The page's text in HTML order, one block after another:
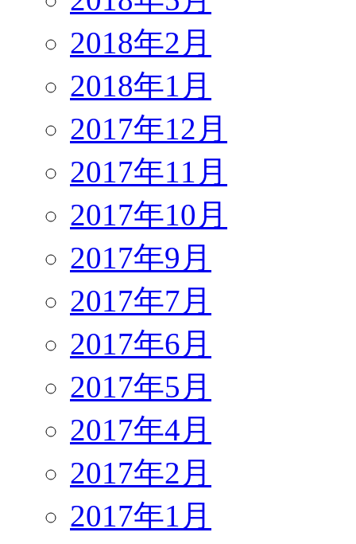
2018年2月
2018年1月
2017年12月
2017年11月
2017年10月
2017年9月
2017年7月
2017年6月
2017年5月
2017年4月
2017年2月
2017年1月